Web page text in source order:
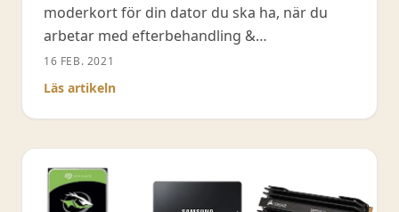
moderkort för din dator du ska ha, när du
arbetar med efterbehandling &
videoproduktion.
16 FEB. 2021
Läs artikeln